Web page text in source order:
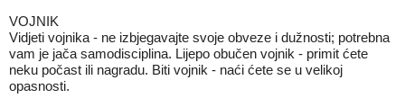
VOJNIK
Vidjeti vojnika - ne izbjegavajte svoje obveze i dužnosti; potrebna
vam je jača samodisciplina. Lijepo obučen vojnik - primit ćete
neku počast ili nagradu. Biti vojnik - naći ćete se u velikoj
opasnosti.